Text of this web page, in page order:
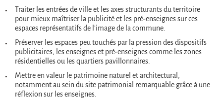
Traiter les entrées de ville et les axes structurants du territoire
pour mieux maîtriser la publicité et les pré-enseignes sur ces
espaces représentatifs de l’image de la commune.
Préserver les espaces peu touchés par la pression des dispositifs
publicitaires, les enseignes et pré-enseignes comme les zones
résidentielles ou les quartiers pavillonnaires.
Mettre en valeur le patrimoine naturel et architectural,
notamment au sein du site patrimonial remarquable grâce à une
réflexion sur les enseignes.